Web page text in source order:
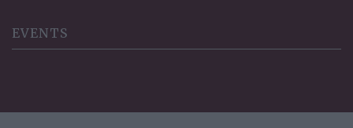
EVENTS